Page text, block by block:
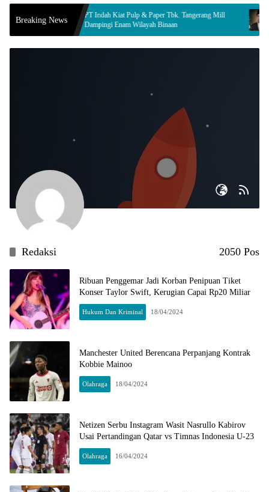
Breaking News
PT Indah Kiat Pulp & Paper Tbk. Tangerang Mill
Dampingi Enam Wilayah Binaan
Redaksi 2050 Pos
Ribuan Penggemar Jadi Korban Penipuan Tiket
Konser Taylor Swift, Kerugian Capai Rp20 Miliar
Hukum Dan Kriminal 18/04/2024
Manchester United Berencana Perpanjang Kontrak
Kobbie Mainoo
Olahraga 18/04/2024
Netizen Serbu Instagram Wasit Nasrullo Kabirov
Usai Pertandingan Qatar vs Timnas Indonesia U-23
Olahraga 16/04/2024